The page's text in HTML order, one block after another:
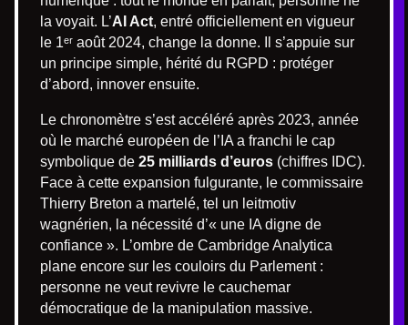
la voyait. L’AI Act, entré officiellement en vigueur
le 1ᵉʳ août 2024, change la donne. Il s’appuie sur
un principe simple, hérité du RGPD : protéger
d’abord, innover ensuite.
Le chronomètre s’est accéléré après 2023, année
où le marché européen de l’IA a franchi le cap
symbolique de 25 milliards d’euros (chiffres IDC).
Face à cette expansion fulgurante, le commissaire
Thierry Breton a martelé, tel un leitmotiv
wagnérien, la nécessité d’« une IA digne de
confiance ». L’ombre de Cambridge Analytica
plane encore sur les couloirs du Parlement :
personne ne veut revivre le cauchemar
démocratique de la manipulation massive.